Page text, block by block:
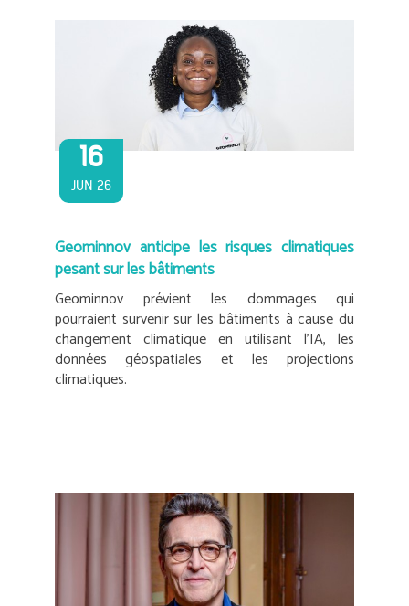
16
JUN 26
Geominnov anticipe les risques climatiques
pesant sur les bâtiments
Geominnov prévient les dommages qui
pourraient survenir sur les bâtiments à cause du
changement climatique en utilisant l’IA, les
données géospatiales et les projections
climatiques.